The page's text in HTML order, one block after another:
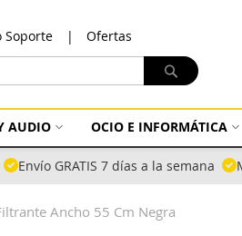
Soporte Ofertas
contenido
Buscar
AUDIO OCIO E INFORMÁTICA
Envío GRATIS 7 días a la semana
Ancho 55 Cm Negra